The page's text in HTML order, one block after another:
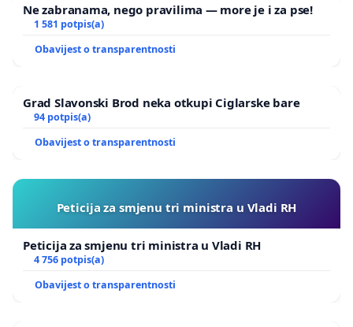
Ne zabranama, nego pravilima — more je i za pse!
1 581 potpis(a)
Obavijest o transparentnosti
Grad Slavonski Brod neka otkupi Ciglarske bare
94 potpis(a)
Obavijest o transparentnosti
Peticija za smjenu tri ministra u Vladi RH
Peticija za smjenu tri ministra u Vladi RH
4 756 potpis(a)
Obavijest o transparentnosti